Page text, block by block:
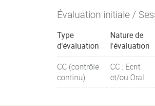
Évaluation initiale /
Type
d'évaluation
Nature de
l'évaluation
CC (contrôle
continu)
CC : Ecrit
et/ou Oral